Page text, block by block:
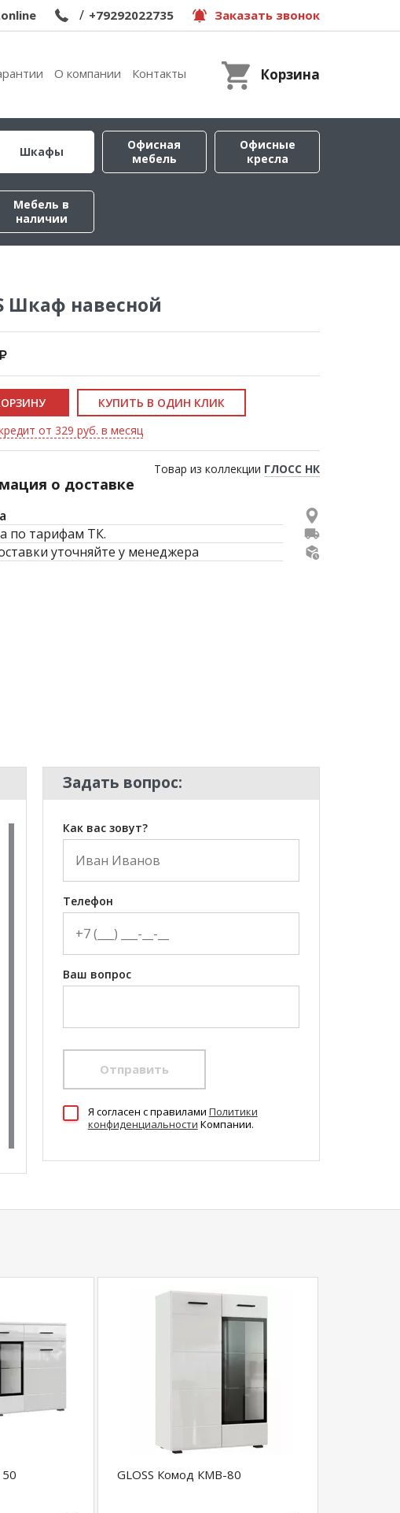
/ +79292022735 Заказать звонок
О компании Контакты Корзина
Шкафы
Офисная
мебель
Офисные
кресла
Мебель в
наличии
Шкаф навесной
КУПИТЬ В ОДИН КЛИК
от 329 руб. в месяц
Товар из коллекции ГЛОСС НК
о доставке
по тарифам ТК.
уточняйте у менеджера
Задать вопрос:
Как вас зовут?
Телефон
Ваш вопрос
Отправить
Я согласен c правилами Политики
конфиденциальности Компании.
GLOSS Комод КМВ-80